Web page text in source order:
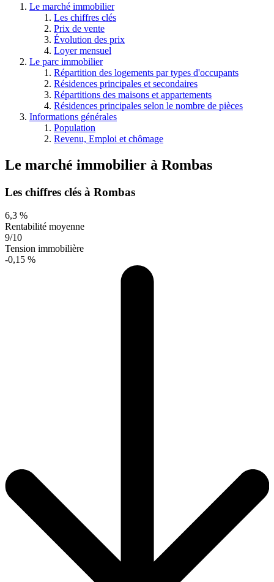
Le marché immobilier
Les chiffres clés
Prix de vente
Évolution des prix
Loyer mensuel
Le parc immobilier
Répartition des logements par types d'occupants
Résidences principales et secondaires
Répartitions des maisons et appartements
Résidences principales selon le nombre de pièces
Informations générales
Population
Revenu, Emploi et chômage
Le marché immobilier à Rombas
Les chiffres clés à Rombas
6,3 %
Rentabilité moyenne
9/10
Tension immobilière
-0,15 %